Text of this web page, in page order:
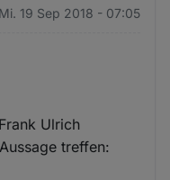
Mi. 19 Sep 2018 - 07:05
Ulrich
treffen: